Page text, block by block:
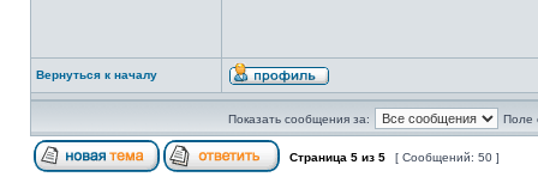
Вернуться к началу
Показать сообщения за: Поле
Страница 5 из 5 [ Сообщений: 50 ]